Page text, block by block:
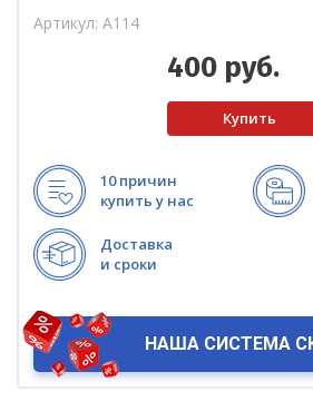
Артикул A114
400 руб.
10 причин
купить у нас
Доставка
и сроки
НАША СИСТЕМА